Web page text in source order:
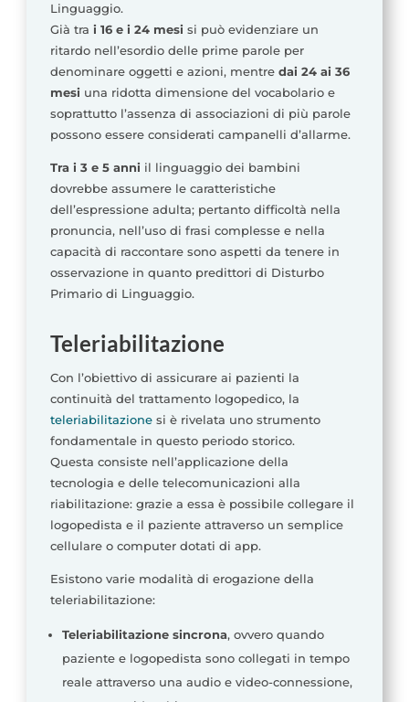
Linguaggio.
Già tra i 16 e i 24 mesi si può evidenziare un
ritardo nell’esordio delle prime parole per
denominare oggetti e azioni, mentre dai 24 ai 36
mesi una ridotta dimensione del vocabolario e
soprattutto l’assenza di associazioni di più parole
possono essere considerati campanelli d’allarme.
Tra i 3 e 5 anni il linguaggio dei bambini
dovrebbe assumere le caratteristiche
dell’espressione adulta; pertanto difficoltà nella
pronuncia, nell’uso di frasi complesse e nella
capacità di raccontare sono aspetti da tenere in
osservazione in quanto predittori di Disturbo
Primario di Linguaggio.
Teleriabilitazione
Con l’obiettivo di assicurare ai pazienti la
continuità del trattamento logopedico, la
teleriabilitazionesi è rivelata uno strumento
fondamentale in questo periodo storico.
Questa consiste nell’applicazione della
tecnologia e delle telecomunicazioni alla
riabilitazione: grazie a essa è possibile collegare il
logopedista e il paziente attraverso un semplice
cellulare o computer dotati di app.
Esistono varie modalità di erogazione della
teleriabilitazione:
Teleriabilitazione sincrona, ovvero quando
paziente e logopedista sono collegati in tempo
reale attraverso una audio e video-connessione,